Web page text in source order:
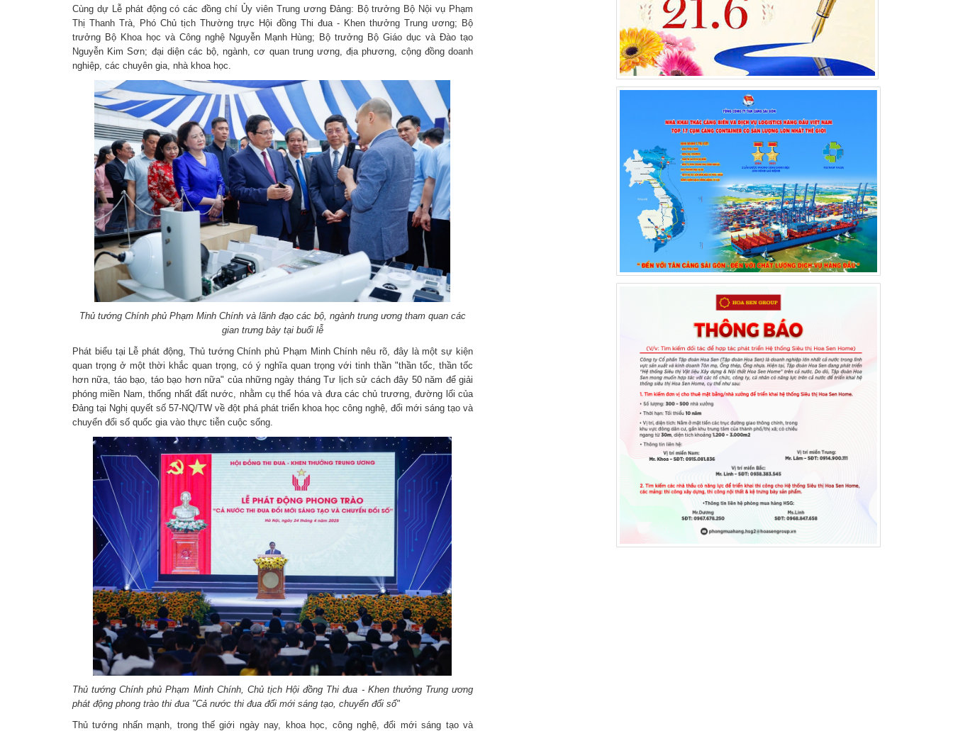
Cùng dự Lễ phát động có các đồng chí Ủy viên Trung ương Đảng: Bộ trưởng Bộ Nội vụ Phạm
Thị Thanh Trà, Phó Chủ tịch Thường trực Hội đồng Thi đua - Khen thưởng Trung ương; Bộ
trưởng Bộ Khoa học và Công nghệ Nguyễn Mạnh Hùng; Bộ trưởng Bộ Giáo dục và Đào tạo
Nguyễn Kim Sơn; đại diện các bộ, ngành, cơ quan trung ương, địa phương, cộng đồng doanh
nghiệp, các chuyên gia, nhà khoa học.
Thủ tướng Chính phủ Phạm Minh Chính và lãnh đạo các bộ, ngành trung ương tham quan các
gian trưng bày tại buổi lễ
Phát biểu tại Lễ phát động, Thủ tướng Chính phủ Phạm Minh Chính nêu rõ, đây là một sự kiện
quan trọng ở một thời khắc quan trọng, có ý nghĩa quan trọng với tinh thần "thần tốc, thần tốc
hơn nữa, táo bạo, táo bạo hơn nữa" của những ngày tháng Tư lịch sử cách đây 50 năm để giải
phóng miền Nam, thống nhất đất nước, nhằm cụ thể hóa và đưa các chủ trương, đường lối của
Đảng tại Nghị quyết số 57-NQ/TW về đột phá phát triển khoa học công nghệ, đổi mới sáng tạo và
chuyển đổi số quốc gia vào thực tiễn cuộc sống.
Thủ tướng Chính phủ Phạm Minh Chính, Chủ tịch Hội đồng Thi đua - Khen thưởng Trung ương
phát động phong trào thi đua "Cả nước thi đua đổi mới sáng tạo, chuyển đổi số"
Thủ tướng nhấn mạnh, trong thế giới ngày nay, khoa học, công nghệ, đổi mới sáng tạo và